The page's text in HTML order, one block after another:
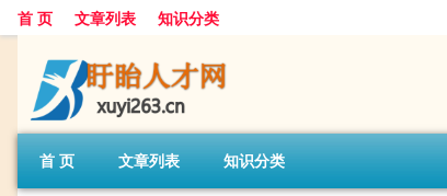
首 页 文章列表 知识分类
首 页 文章列表 知识分类